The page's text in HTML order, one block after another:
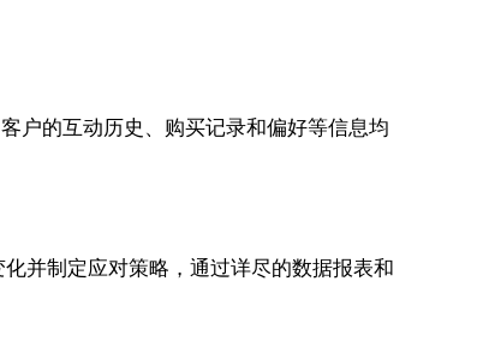
户的互动历史、购买记录和偏好等信息均
并制定应对策略，通过详尽的数据报表和